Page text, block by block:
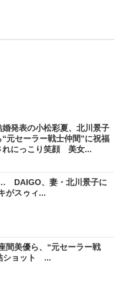
婚発表の小松彩夏、北川景子
“元セーラー戦士仲間”に祝福
れにっこり笑顔 美女...
DAIGO、妻・北川景子に
がスゥィ...
間美優ら、“元セーラー戦
ショット ...